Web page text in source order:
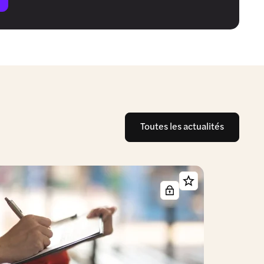
Toutes les actualités